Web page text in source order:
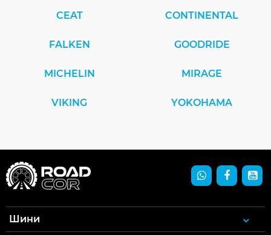
CEAT CONTINENTAL
FALKEN GOODRIDE
MICHELIN MIRAGE
VIKING YOKOHAMA
Шини